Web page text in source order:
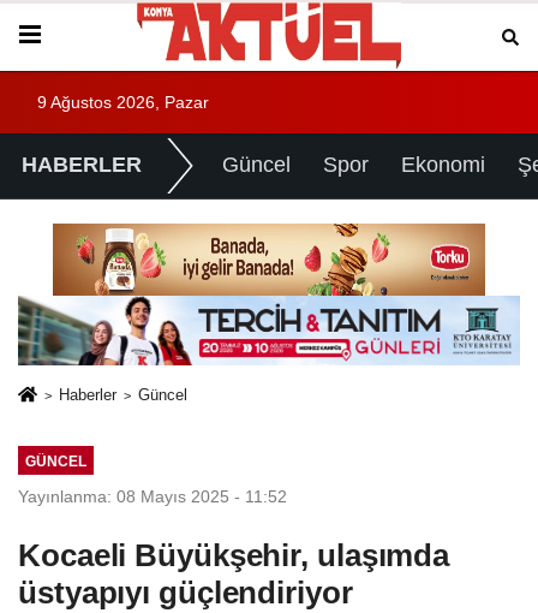
9 Ağustos 2026, Pazar
HABERLER Güncel Spor Ekonomi
Haberler Güncel
GÜNCEL
Yayınlanma: 08 Mayıs 2025 - 11:52
Kocaeli Büyükşehir, ulaşımda
üstyapıyı güçlendiriyor